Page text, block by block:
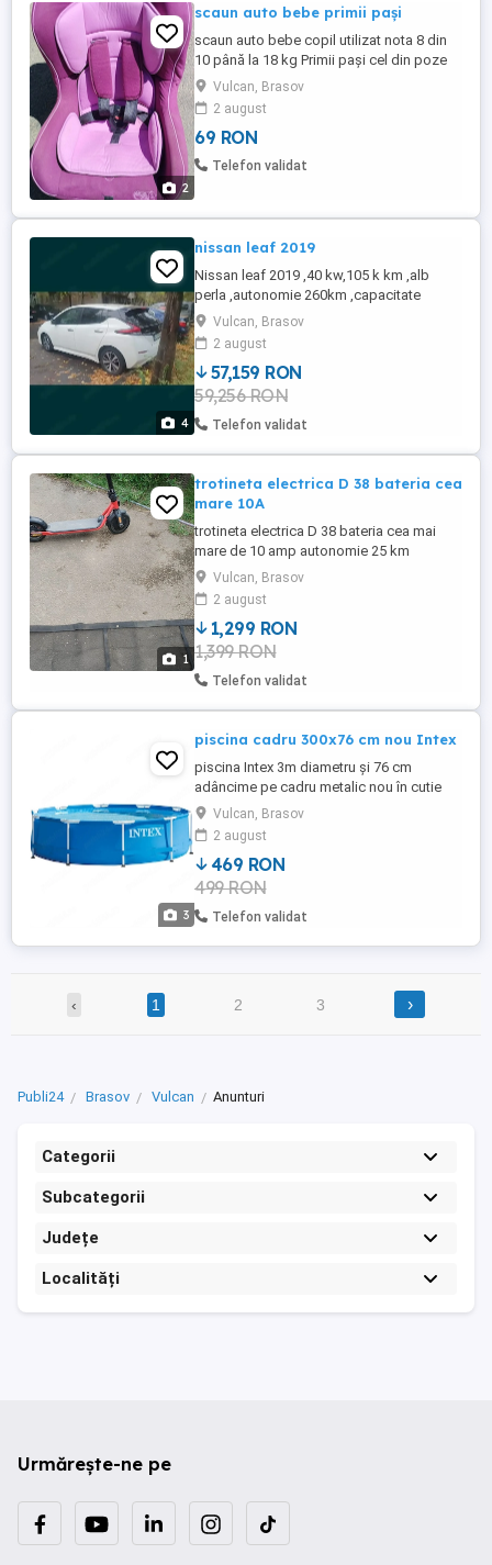
2
scaun auto bebe primii pași
scaun auto bebe copil utilizat nota 8 din
10 până la 18 kg Primii pași cel din poze
reglabil cu înclinare pt somn 69 Ron
Brașov .
Vulcan, Brasov
2 august
69 RON
Telefon validat
4
nissan leaf 2019
Nissan leaf 2019 ,40 kw,105 k km ,alb
perla ,autonomie 260km ,capacitate
baterie 90 % ,Brasov preț 10900eur nu a
făcut taxi,sau altele este cumpărată din
România de la Badsi București de noua
.încărcată acasă lent la panouri 95 % din
incarcari .,toate liniutele de capacitate
baterie în bord .
Vulcan, Brasov
2 august
57,159 RON
59,256 RON
Telefon validat
1
trotineta electrica D 38 bateria cea
mare 10A
trotineta electrica D 38 bateria cea mai
mare de 10 amp autonomie 25 km
Vulcan, Brasov
2 august
1,299 RON
1,399 RON
Telefon validat
3
piscina cadru 300x76 cm nou Intex
piscina Intex 3m diametru și 76 cm
adâncime pe cadru metalic nou în cutie
prefer predare personala in Bv și
împrejurimi preț 469 fix
Vulcan, Brasov
2 august
469 RON
499 RON
Telefon validat
‹ 1 2 3 ›
Publi24 Brasov Vulcan Anunturi
Categorii
Subcategorii
Județe
Localități
Urmărește-ne pe